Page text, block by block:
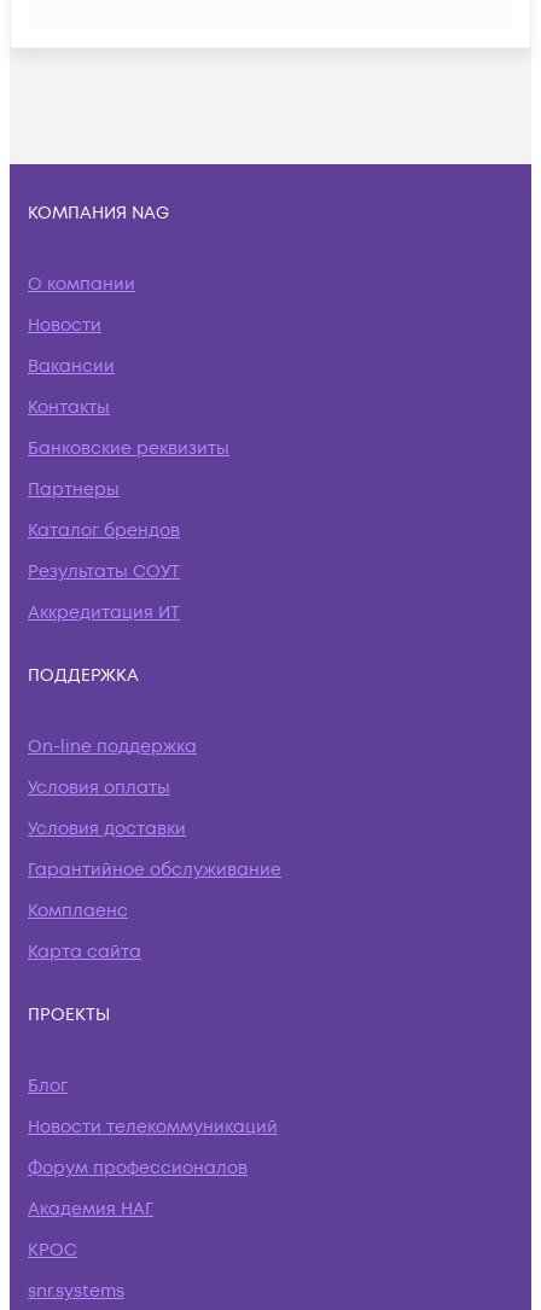
КОМПАНИЯ NAG
О компании
Новости
Вакансии
Контакты
Банковские реквизиты
Партнеры
Каталог брендов
Результаты СОУТ
Аккредитация ИТ
ПОДДЕРЖКА
On-line поддержка
Условия оплаты
Условия доставки
Гарантийное обслуживание
Комплаенс
Карта сайта
ПРОЕКТЫ
Блог
Новости телекоммуникаций
Форум профессионалов
Академия НАГ
КРОС
snr.systems